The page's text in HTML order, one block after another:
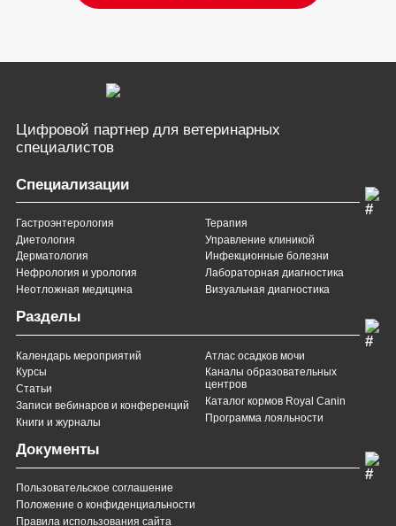
Цифровой партнер для ветеринарных
специалистов
Специализации
Гастроэнтерология
Диетология
Дерматология
Нефрология и урология
Неотложная медицина
Терапия
Управление клиникой
Инфекционные болезни
Лабораторная диагностика
Визуальная диагностика
Разделы
Календарь мероприятий
Курсы
Статьи
Записи вебинаров и конференций
Книги и журналы
Атлас осадков мочи
Каналы образовательных
центров
Каталог кормов Royal Canin
Программа лояльности
Документы
Пользовательское соглашение
Положение о конфиденциальности
Правила использования сайта